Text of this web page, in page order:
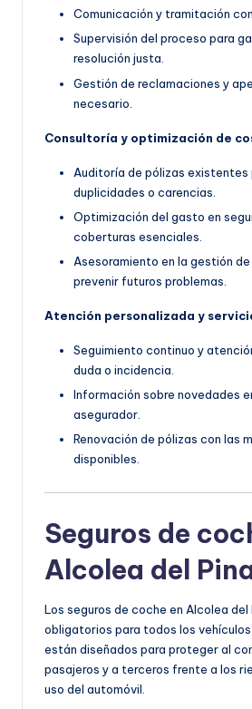
Comunicación y tramitación
Supervisión del proceso para
resolución justa.
Gestión de reclamaciones y
necesario.
Consultoría y optimización de
Auditoría de pólizas
duplicidades o carencias.
Optimización del gasto en
coberturas esenciales.
Asesoramiento en la gestión
prevenir futuros problemas.
Atención personalizada y
Seguimiento continuo y
duda o incidencia.
Información sobre novedades
asegurador.
Renovación de pólizas con las
disponibles.
Seguros de
Alcolea del
Los seguros de coche en Alcolea del
obligatorios para todos los
están diseñados para proteger al
pasajeros y a terceros frente a los
uso del automóvil.